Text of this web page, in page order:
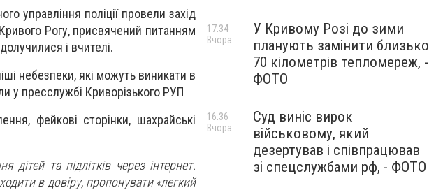
управління поліції провели захід
Рогу, присвячений питанням
і вчителі.
небезпеки, які можуть виникати в
у пресслужбі Криворізького РУП
фейкові сторінки, шахрайські
дітей та підлітків через інтернет.
в довіру, пропонувати «легкий
У Кривому Розі до зими
планують замінити близько
70 кілометрів тепломереж, -
ФОТО
17:34
Вчора
Суд виніс вирок
військовому, який
дезертував і співпрацював
зі спецслужбами рф, - ФОТО
16:36
Вчора